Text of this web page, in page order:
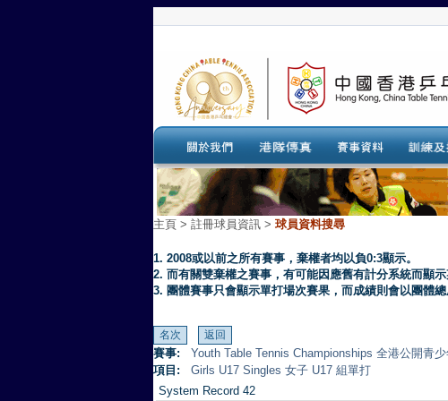
主頁 > 註冊球員資訊 > 球員資料搜尋
1. 2008或以前之所有賽事，棄權者均以負0:3顯示。
2. 而有關雙棄權之賽事，有可能因應舊有計分系統而顯
3. 團體賽事只會顯示單打場次賽果，而成績則會以團體總
賽事:
Youth Table Tennis Championships 全港公開青
項目:
Girls U17 Singles 女子 U17 組單打
System Record 42